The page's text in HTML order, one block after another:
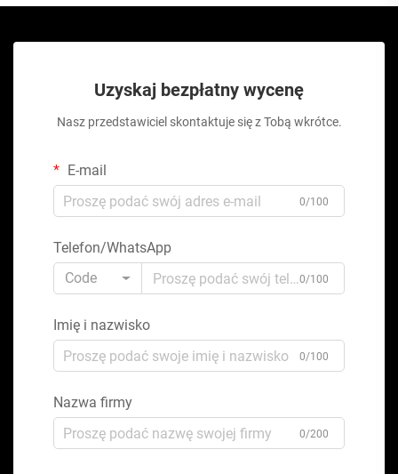
Uzyskaj bezpłatny wycenę
Nasz przedstawiciel skontaktuje się z Tobą wkrótce.
E-mail
0/100
Telefon/WhatsApp
Code
0/100
Imię i nazwisko
0/100
Nazwa firmy
0/200